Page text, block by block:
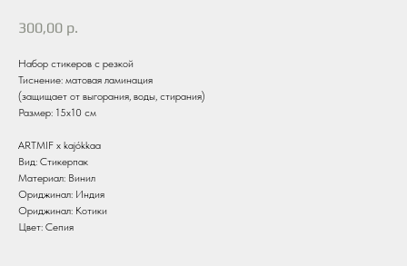
300,00 р.
Набор стикеров с резкой
Тиснение: матовая ламинация
(защищает от выгорания, воды, стирания)
Размер: 15х10 см
ARTMIF х kajókkaa
Вид: Стикерпак
Материал: Винил
Ориджинал: Индия
Ориджинал: Котики
Цвет: Сепия